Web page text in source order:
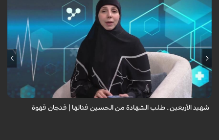
في أربعين 2014 وقف حسين عند شباك ضريح الحسين وقال: "أنا الآن ضيفك،
أريد في العام القادم أن أكون ضيفك في الجنة".. وبعد عام استشهد ودُفن في
ليلة الأربعي...
شهيد الأربعين.. طلب الشهادة من الحسين فنالها | فنجان قهوة